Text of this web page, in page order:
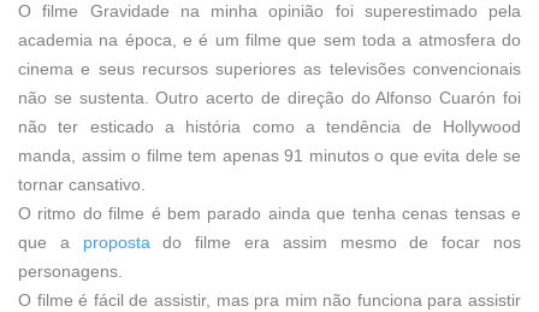
O filme Gravidade na minha opinião foi superestimado pela
academia na época, e é um filme que sem toda a atmosfera do
cinema e seus recursos superiores as televisões convencionais
não se sustenta. Outro acerto de direção do Alfonso Cuarón foi
não ter esticado a história como a tendência de Hollywood
manda, assim o filme tem apenas 91 minutos o que evita dele se
tornar cansativo.
O ritmo do filme é bem parado ainda que tenha cenas tensas e
que a propostado filme era assim mesmo de focar nos
personagens.
O filme é fácil de assistir, mas pra mim não funciona para assistir